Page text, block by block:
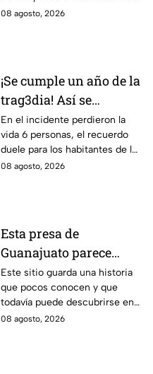
a su víctima en León
Insurgentes
08 agosto, 2026
¡Se cumple un año de la
trag3dia! Así se
recuerda el fuerte
accidente de un tren en
Irapuato
En el incidente perdieron la
vida 6 personas, el recuerdo
duele para los habitantes de la
localidad.
08 agosto, 2026
Esta presa de
Guanajuato parece
haberse quedado
atrapada en el tiempo;
¿cuál es?
Este sitio guarda una historia
que pocos conocen y que
todavía puede descubrirse en
Guanajuato.
08 agosto, 2026